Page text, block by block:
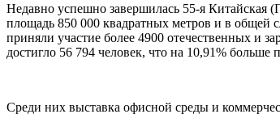
Недавно успешно завершилась 55-я Китайская
площадь 850 000 квадратных метров и в общей
приняли участие более 4900 отечественных и
достигло 56 794 человек, что на 10,91%
Среди них выставка офисной среды и